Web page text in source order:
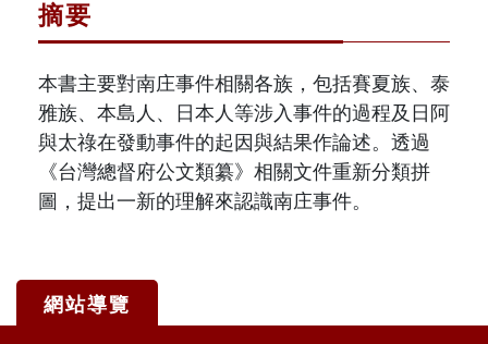
摘要
本書主要對南庄事件相關各族，包括賽夏族、泰
雅族、本島人、日本人等涉入事件的過程及日阿
與太祿在發動事件的起因與結果作論述。透過
《台灣總督府公文類纂》相關文件重新分類拼
圖，提出一新的理解來認識南庄事件。
網站導覽